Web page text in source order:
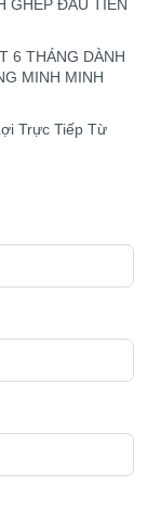
GHÉP ĐẦU TIÊN
6 THÁNG DÀNH
MINH MINH
Trực Tiếp Từ